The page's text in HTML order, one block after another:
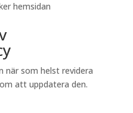
hemsidan
när som helst revidera
att uppdatera den.